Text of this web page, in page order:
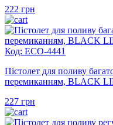
222 грн
Код: ECO-4441
Пістолет для поливу
перемиканням, BLACK
227 грн